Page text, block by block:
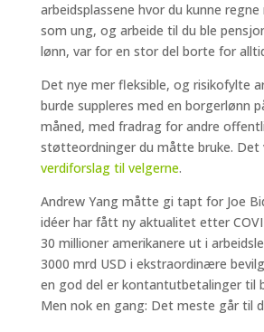
arbeidsplassene hvor du kunne
som ung, og arbeide til du ble
lønn, var for en stor del borte for
Det nye mer fleksible, og risikofylte
burde suppleres med en borgerlønn
måned, med fradrag for andre
støtteordninger du måtte bruke. Det
verdiforslag til velgerne.
Andrew Yang måtte gi tapt for Joe
idéer har fått ny aktualitet etter
30 millioner amerikanere ut i
3000 mrd USD i ekstraordinære
en god del er kontantutbetalinger til
Men nok en gang: Det meste går til